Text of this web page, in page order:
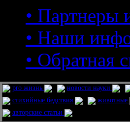
• Партнеры
• Наши
• Обратная
pro жизнь новости науки
стихийные бедствия
животные
авторские статьи